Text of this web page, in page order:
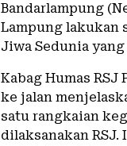
Bandarlampung
Lampung lakukan
Jiwa Sedunia
Kabag Humas
ke jalan
satu rangkaian
dilaksanakan